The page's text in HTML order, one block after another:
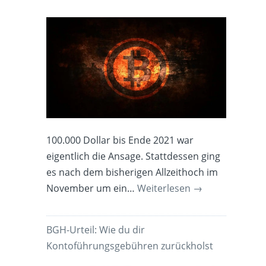
100.000 Dollar bis Ende 2021 war
eigentlich die Ansage. Stattdessen ging
es nach dem bisherigen Allzeithoch im
November um ein…Weiterlesen →
BGH-Urteil: Wie du dir
Kontoführungsgebühren zurückholst